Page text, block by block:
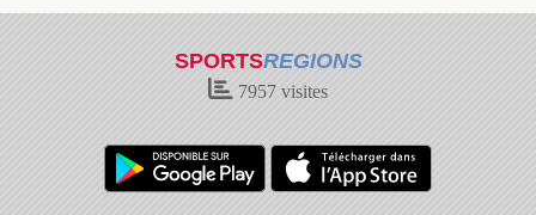
SPORTSREGIONS
7957 visites